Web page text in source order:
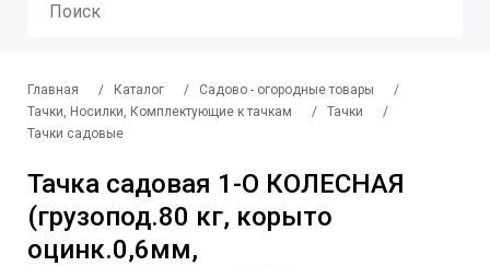
Главная / Каталог / Садово - огородные товары
/
Тачки, Носилки, Комплектующие к тачкам
/ Тачки
/
Тачки садовые
Тачка садовая 1-О КОЛЕСНАЯ
(грузопод.80 кг, корыто
оцинк.0,6мм,